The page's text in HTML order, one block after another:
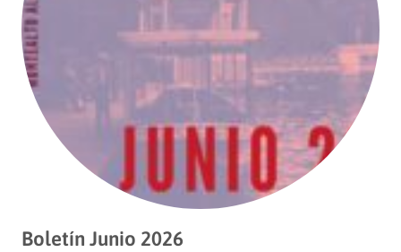
Boletín Junio 2026